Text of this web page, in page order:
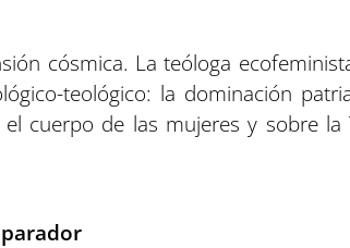
cósmica. La teóloga
teológico: la dominación
cuerpo de las mujeres y sobre la